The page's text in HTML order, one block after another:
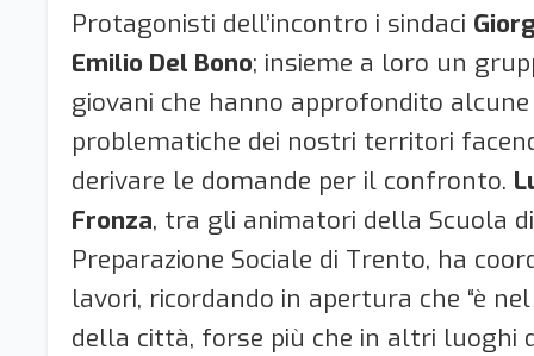
Protagonisti dell’incontro i sindaci
Emilio Del Bono; insieme a loro un
giovani che hanno approfondito
problematiche dei nostri territori
derivare le domande per il confronto.
Fronza, tra gli animatori della Scuola di
Preparazione Sociale di Trento, ha
lavori, ricordando in apertura che “è
della città, forse più che in altri luoghi